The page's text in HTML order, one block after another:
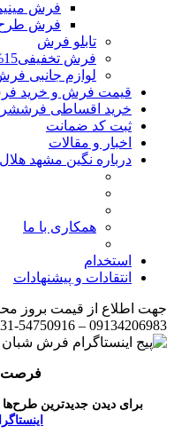
فرش
فرش طرح
تابلو فرش
فرش تخفیفی15% تخفیف
لوازم جانبی
قیمت فرش و خرید
خرید اقساطی فرش
ثبت کد ضمانت
اخبار و مقالات
درباره نگین مشهد هلال
همکاری با ما
استخدام
انتقادات و پیشنهادات
جهت اطلاع از قیمت بروز
09134206983 – 54750916-031 با واحد فروش تماس بگیرید.
فرصت
برای دیدن جدیدترین